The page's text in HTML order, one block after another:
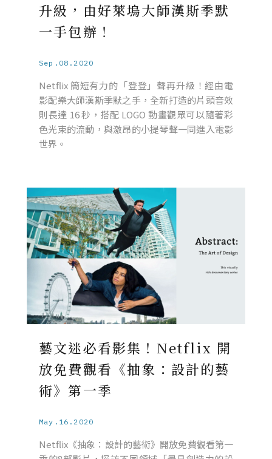
升級，由好萊塢大師漢斯季默
一手包辦！
Sep.08.2020
Netflix 簡短有力的「登登」聲再升級！經由電
影配樂大師漢斯季默之手，全新打造的片頭音效
則長達 16 秒，搭配 LOGO 動畫觀眾可以隨著彩
色光束的流動，與激昂的小提琴聲一同進入電影
世界。
藝文迷必看影集！Netflix 開
放免費觀看《抽象：設計的藝
術》第一季
May.16.2020
Netflix《抽象：設計的藝術》開放免費觀看第一